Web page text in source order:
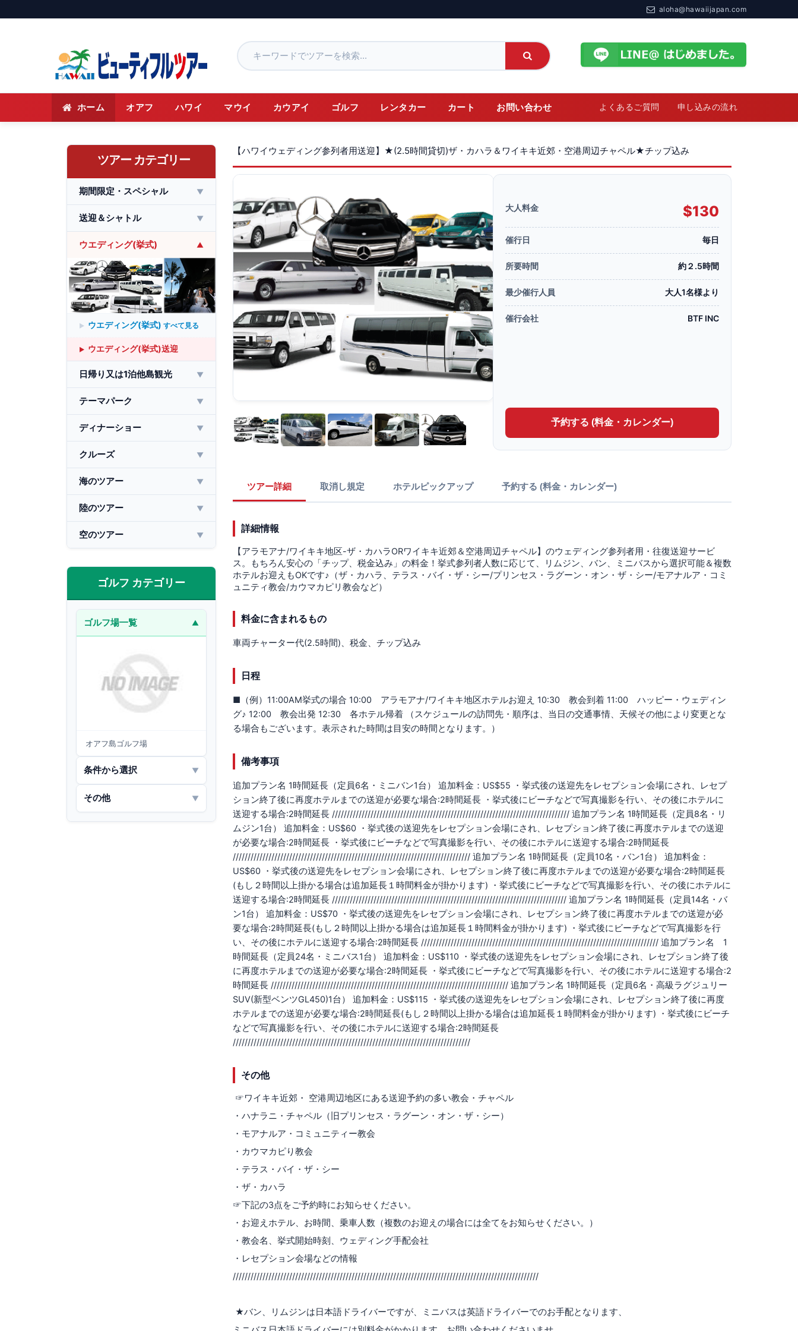
aloha@hawaiijapan.com
ホーム オアフ ハワイ マウイ カウアイ ゴルフ レンタカー カート お問い合わせ よくあるご質問 申し込みの流れ
ツアー カテゴリー
期間限定・スペシャル ▼
送迎＆シャトル ▼
ウエディング(挙式) ▼
ウエディング(挙式) すべて見る
ウエディング(挙式)送迎
日帰り又は1泊他島観光 ▼
テーマパーク ▼
ディナーショー ▼
クルーズ ▼
海のツアー ▼
陸のツアー ▼
空のツアー ▼
ゴルフ カテゴリー
ゴルフ場一覧 ▼
オアフ島ゴルフ場
条件から選択 ▼
その他 ▼
【ハワイウェディング参列者用送迎】★(2.5時間貸切)ザ・カハラ＆ワイキキ近郊・空港周辺チャペル★チップ込み
大人料金 $130
催行日 毎日
所要時間 約２.5時間
最少催行人員 大人1名様より
催行会社 BTF INC
予約する (料金・カレンダー)
ツアー詳細 取消し規定 ホテルピックアップ 予約する (料金・カレンダー)
詳細情報
【アラモアナ/ワイキキ地区-ザ・カハラORワイキキ近郊＆空港周辺チャペル】のウェディング参列者用・往復送迎サービ
ス。もちろん安心の「チップ、税金込み」の料金！挙式参列者人数に応じて、リムジン、バン、ミニバスから選択可能＆複数
ホテルお迎えもOKです♪（ザ・カハラ、テラス・バイ・ザ・シー/プリンセス・ラグーン・オン・ザ・シー/モアナルア・コミ
ュニティ教会/カウマカピリ教会など）
料金に含まれるもの
車両チャーター代(2.5時間)、税金、チップ込み
日程
■（例）11:00AM挙式の場合 10:00 アラモアナ/ワイキキ地区ホテルお迎え 10:30 教会到着 11:00 ハッピー・ウェディン
グ♪ 12:00 教会出発 12:30 各ホテル帰着 （スケジュールの訪問先・順序は、当日の交通事情、天候その他により変更とな
る場合もございます。表示された時間は目安の時間となります。）
備考事項
追加プラン名 1時間延長（定員6名・ミニバン1台） 追加料金：US$55 ・挙式後の送迎先をレセプション会場にされ、レセプ
ション終了後に再度ホテルまでの送迎が必要な場合:2時間延長 ・挙式後にビーチなどで写真撮影を行い、その後にホテルに
送迎する場合:2時間延長 //////////////////////////////////////////////////////////////////////////////// 追加プラン名 1時間延長（定員8名・リ
ムジン1台） 追加料金：US$60 ・挙式後の送迎先をレセプション会場にされ、レセプション終了後に再度ホテルまでの送迎
が必要な場合:2時間延長 ・挙式後にビーチなどで写真撮影を行い、その後にホテルに送迎する場合:2時間延長
//////////////////////////////////////////////////////////////////////////////// 追加プラン名 1時間延長（定員10名・バン1台） 追加料金：
US$60 ・挙式後の送迎先をレセプション会場にされ、レセプション終了後に再度ホテルまでの送迎が必要な場合:2時間延長
(もし２時間以上掛かる場合は追加延長１時間料金が掛かります) ・挙式後にビーチなどで写真撮影を行い、その後にホテルに
送迎する場合:2時間延長 /////////////////////////////////////////////////////////////////////////////// 追加プラン名 1時間延長（定員14名・バ
ン1台） 追加料金：US$70 ・挙式後の送迎先をレセプション会場にされ、レセプション終了後に再度ホテルまでの送迎が必
要な場合:2時間延長(もし２時間以上掛かる場合は追加延長１時間料金が掛かります) ・挙式後にビーチなどで写真撮影を行
い、その後にホテルに送迎する場合:2時間延長 //////////////////////////////////////////////////////////////////////////////// 追加プラン名 1
時間延長（定員24名・ミニバス1台） 追加料金：US$110 ・挙式後の送迎先をレセプション会場にされ、レセプション終了後
に再度ホテルまでの送迎が必要な場合:2時間延長 ・挙式後にビーチなどで写真撮影を行い、その後にホテルに送迎する場合:2
時間延長 //////////////////////////////////////////////////////////////////////////////// 追加プラン名 1時間延長（定員6名・高級ラグジュリー
SUV(新型ベンツGL450)1台） 追加料金：US$115 ・挙式後の送迎先をレセプション会場にされ、レセプション終了後に再度
ホテルまでの送迎が必要な場合:2時間延長(もし２時間以上掛かる場合は追加延長１時間料金が掛かります) ・挙式後にビーチ
などで写真撮影を行い、その後にホテルに送迎する場合:2時間延長
////////////////////////////////////////////////////////////////////////////////
その他
☞ワイキキ近郊・ 空港周辺地区にある送迎予約の多い教会・チャペル
・ハナラニ・チャペル（旧プリンセス・ラグーン・オン・ザ・シー）
・モアナルア・コミュニティー教会
・カウマカピり教会
・テラス・バイ・ザ・シー
・ザ・カハラ
☞下記の3点をご予約時にお知らせください。
・お迎えホテル、お時間、乗車人数（複数のお迎えの場合には全てをお知らせください。）
・教会名、挙式開始時刻、ウェディング手配会社
・レセプション会場などの情報
///////////////////////////////////////////////////////////////////////////////////////////////////////
★バン、リムジンは日本語ドライバーですが、ミニバスは英語ドライバーでのお手配となります、